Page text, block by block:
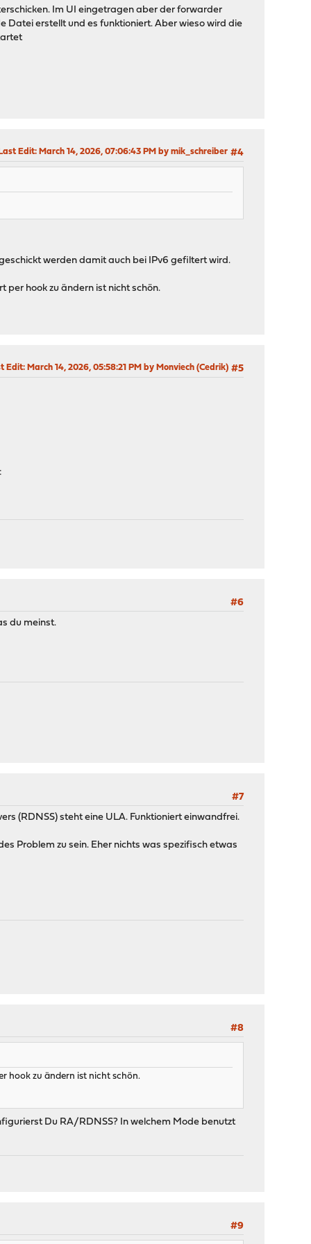
Im UI eingetragen aber der forwarder
Datei erstellt und es funktioniert. Aber wieso wird die
#4
Last Edit: March 14, 2026, 07:06:43 PM by mik_schreiber
werden damit auch bei IPv6 gefiltert wird.
per hook zu ändern ist nicht schön.
#5
Edit: March 14, 2026, 05:58:21 PM by Monviech (Cedrik)
#6
du meinst.
#7
(RDNSS) steht eine ULA. Funktioniert einwandfrei.
Problem zu sein. Eher nichts was spezifisch etwas
#8
hook zu ändern ist nicht schön.
Du RA/RDNSS? In welchem Mode benutzt
#9